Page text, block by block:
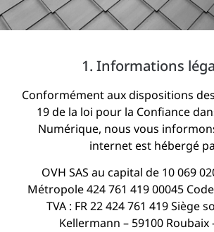
1. Informations
Conformément aux dispositions
19 de la loi pour la Confiance
Numérique, nous vous
internet est hébergé
OVH SAS au capital de 10 069
Métropole 424 761 419 00045 Code
TVA : FR 22 424 761 419 Siège
Kellermann – 59100 Roubaix